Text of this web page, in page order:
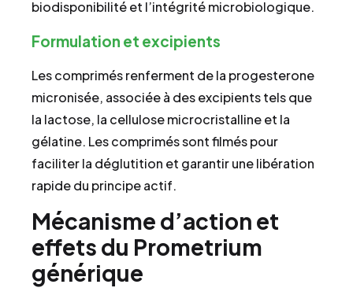
biodisponibilité et l’intégrité microbiologique.
Formulation et excipients
Les comprimés renferment de la progesterone
micronisée, associée à des excipients tels que
la lactose, la cellulose microcristalline et la
gélatine. Les comprimés sont filmés pour
faciliter la déglutition et garantir une libération
rapide du principe actif.
Mécanisme d’action et
effets du Prometrium
générique